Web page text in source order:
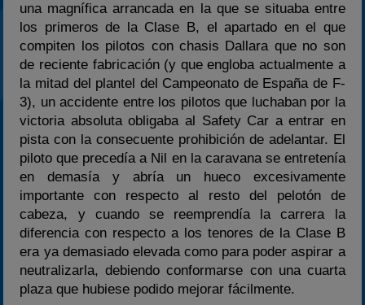
una magnífica arrancada en la que se situaba entre
los primeros de la Clase B, el apartado en el que
compiten los pilotos con chasis Dallara que no son
de reciente fabricación (y que engloba actualmente a
la mitad del plantel del Campeonato de España de F-
3), un accidente entre los pilotos que luchaban por la
victoria absoluta obligaba al Safety Car a entrar en
pista con la consecuente prohibición de adelantar. El
piloto que precedía a Nil en la caravana se entretenía
en demasía y abría un hueco excesivamente
importante con respecto al resto del pelotón de
cabeza, y cuando se reemprendía la carrera la
diferencia con respecto a los tenores de la Clase B
era ya demasiado elevada como para poder aspirar a
neutralizarla, debiendo conformarse con una cuarta
plaza que hubiese podido mejorar fácilmente.